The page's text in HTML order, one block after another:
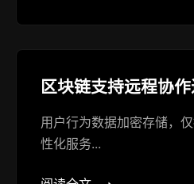
区块链支持远程协
用户行为数据加密存储，
性化服务...